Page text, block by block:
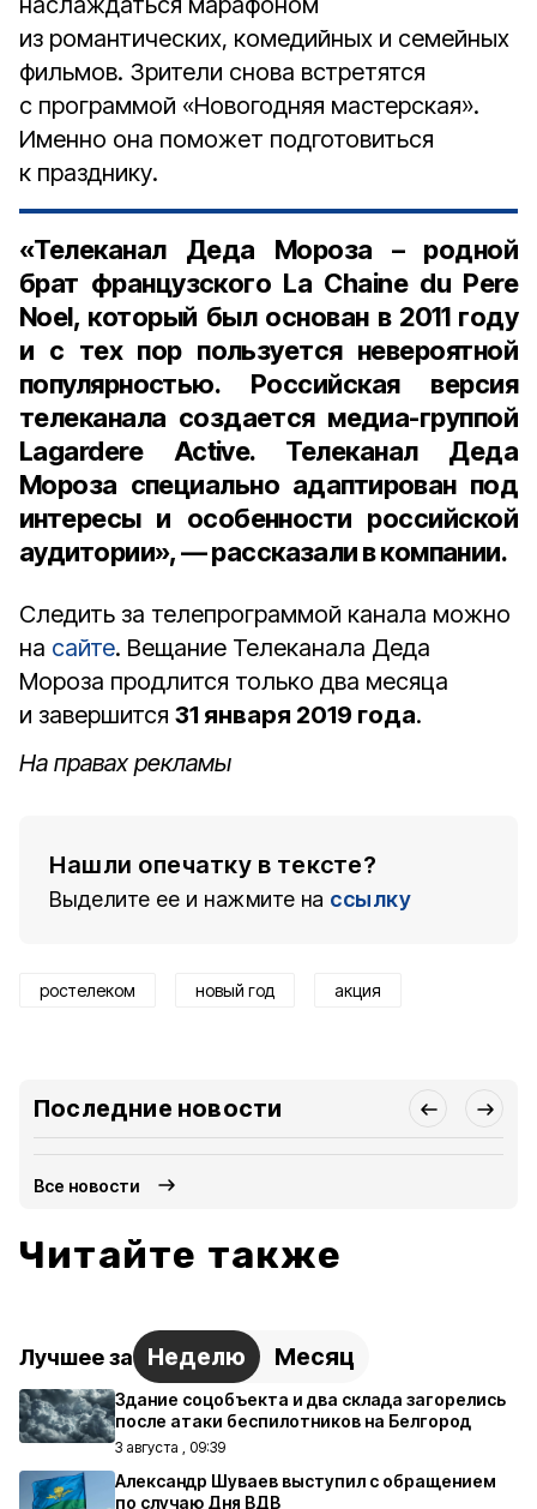
из романтических, комедийных и семейных
фильмов. Зрители снова встретятся
с программой «Новогодняя мастерская».
Именно она поможет подготовиться
к празднику.
«Телеканал Деда Мороза – родной
брат французского La Chaine du Pere
Noel, который был основан в 2011 году
и с тех пор пользуется невероятной
популярностью. Российская версия
телеканала создается медиа-группой
Lagardere Active. Телеканал Деда
Мороза специально адаптирован под
интересы и особенности российской
аудитории», — рассказали в компании.
Следить за телепрограммой канала можно
на сайте. Вещание Телеканала Деда
Мороза продлится только два месяца
и завершится 31 января 2019 года.
На правах рекламы
Нашли опечатку в тексте?
Выделите ее и нажмите на ссылку
ростелеком новый год акция
Последние новости
Все новости
Читайте также
Лучшее за Неделю Месяц
Здание соцобъекта и два склада загорелись
после атаки беспилотников на Белгород
3 августа , 09:39
Александр Шуваев выступил с обращением
по случаю Дня ВДВ